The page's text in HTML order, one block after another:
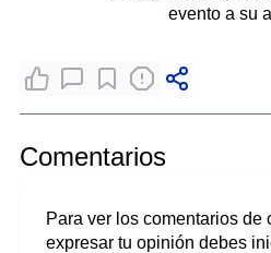
evento a su
Comentarios
Para ver los comentarios de
expresar tu opinión debes